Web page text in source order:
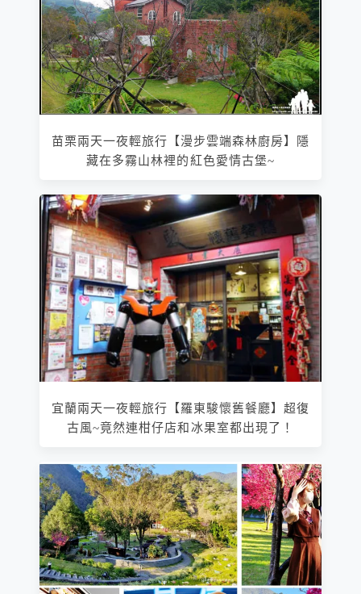
苗栗兩天一夜輕旅行【漫步雲端森林廚房】隱
藏在多霧山林裡的紅色愛情古堡~
宜蘭兩天一夜輕旅行【羅東駿懷舊餐廳】超復
古風~竟然連柑仔店和冰果室都出現了！